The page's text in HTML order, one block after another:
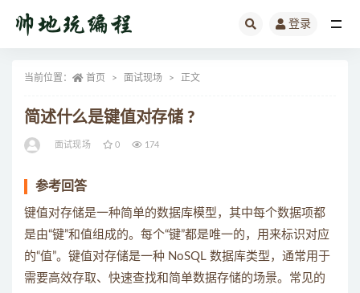
登录
当前位置： 首页 面试现场 正文
简述什么是键值对存储 ?
面试现场 0 174
参考回答
键值对存储是一种简单的数据库模型，其中每个数据项都
是由“键”和值组成的。每个“键”都是唯一的，用来标识对应
的“值”。键值对存储是一种 NoSQL 数据库类型，通常用于
需要高效存取、快速查找和简单数据存储的场景。常见的